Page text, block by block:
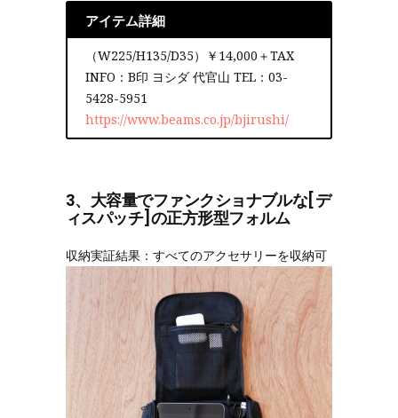
アイテム詳細
（W225/H135/D35）￥14,000＋TAX
INFO：B印 ヨシダ 代官山 TEL：03-
5428-5951
https://www.beams.co.jp/bjirushi/
3、大容量でファンクショナブルな[デ
ィスパッチ]の正方形型フォルム
収納実証結果：すべてのアクセサリーを収納可